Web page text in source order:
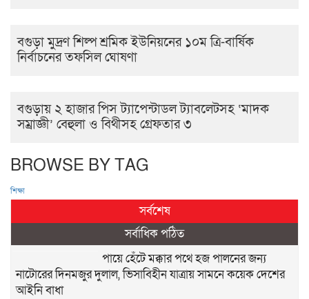
বগুড়া মুদ্রণ শিল্প শ্রমিক ইউনিয়নের ১০ম ত্রি-বার্ষিক
নির্বাচনের তফসিল ঘোষণা
বগুড়ায় ২ হাজার পিস ট্যাপেন্টাডল ট্যাবলেটসহ ‘মাদক
সম্রাজ্ঞী’ বেহুলা ও বিথীসহ গ্রেফতার ৩
BROWSE BY TAG
শিক্ষা
সর্বশেষ
সর্বাধিক পঠিত
পায়ে হেঁটে মক্কার পথে হজ পালনের জন্য
নাটোরের দিনমজুর দুলাল, ভিসাবিহীন যাত্রায় সামনে কয়েক দেশের
আইনি বাধা